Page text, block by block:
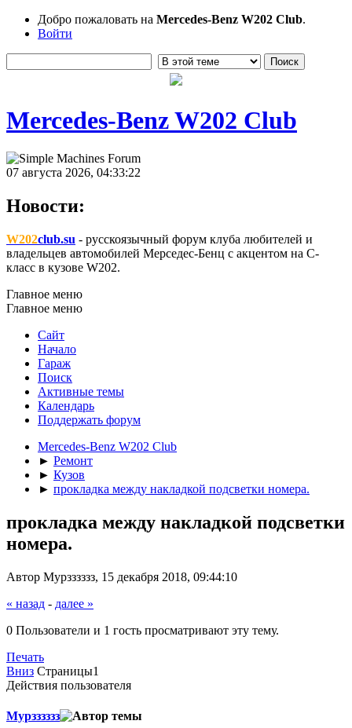
Добро пожаловать на Mercedes-Benz W202 Club.
Войти
Mercedes-Benz W202 Club
07 августа 2026, 04:33:22
Новости:
W202club.su - русскоязычный форум клуба любителей и
владельцев автомобилей Мерседес-Бенц с акцентом на C-
класс в кузове W202.
Главное меню
Главное меню
Сайт
Начало
Гараж
Поиск
Активные темы
Календарь
Поддержать форум
Mercedes-Benz W202 Club
► Ремонт
► Кузов
► прокладка между накладкой подсветки номера.
прокладка между накладкой подсветки
номера.
Автор Мурзззззз, 15 декабря 2018, 09:44:10
« назад - далее »
0 Пользователи и 1 гость просматривают эту тему.
Печать
Вниз Страницы1
Действия пользователя
Мурзззззз